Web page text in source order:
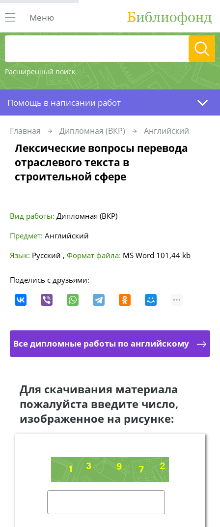
Расширенный поиск
Меню
Помощь в написании работ
Главная Дипломная (ВКР) Английский
Лексические вопросы перевода
отраслевого текста в
строительной сфере
Вид работы: Дипломная (ВКР)
Предмет: Английский
Язык: Русский , Формат файла: MS Word 101,44 kb
Поделись с друзьями:
Все дипломные работы по английскому
Для скачивания материала
пожалуйста введите число,
изображенное на рисунке: